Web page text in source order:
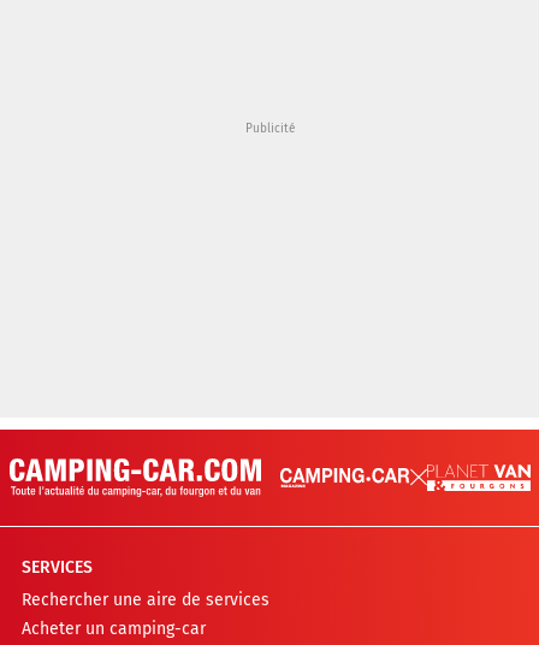
SERVICES
Rechercher une aire de services
Acheter un camping-car